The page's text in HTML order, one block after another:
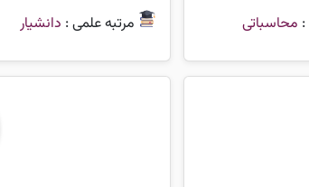
محاسباتی
مرتبه علمی : دانشیار